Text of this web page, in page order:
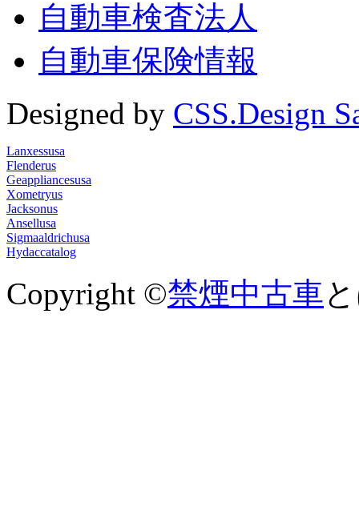
自動車検査法人
自動車保険情報
Designed by CSS.Design
Lanxessusa
Flenderus
Geappliancesusa
Xometryus
Jacksonus
Ansellusa
Sigmaaldrichusa
Hydaccatalog
Copyright ©禁煙中古車